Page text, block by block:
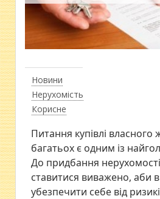
Новини
Нерухомість
Корисне
Питання купівлі власного
багатьох є одним із
До придбання
ставитися виважено, аби
убезпечити себе від